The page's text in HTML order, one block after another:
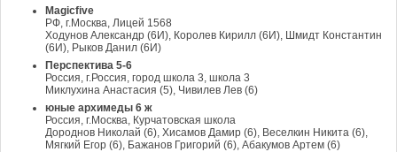
Magicfive
РФ, г.Москва, Лицей 1568
Ходунов Александр (6И), Королев Кирилл (6И), Шмидт Константин
(6И), Рыков Данил (6И)
Перспектива 5-6
Россия, г.Россия, город школа 3, школа 3
Миклухина Анастасия (5), Чивилев Лев (6)
юные архимеды 6 ж
Россия, г.Москва, Курчатовская школа
Дороднов Николай (6), Хисамов Дамир (6), Веселкин Никита (6),
Мягкий Егор (6), Бажанов Григорий (6), Абакумов Артем (6)